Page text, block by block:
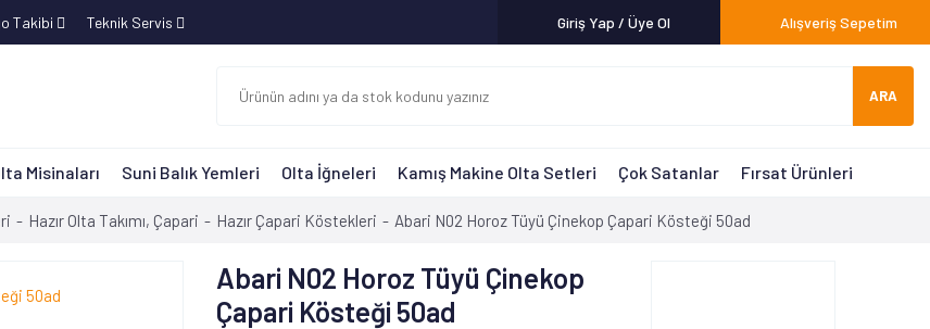
Takibi Teknik Servis Giriş Yap / Üye Ol Alışveriş Sepetim
ARA
Misinaları Suni Balık Yemleri Olta İğneleri Kamış Makine Olta Setleri Çok Satanlar Fırsat Ürünleri
Hazır Olta Takımı, Çapari Hazır Çapari Köstekleri Abari N02 Horoz Tüyü Çinekop Çapari Kösteği 50ad
Abari N02 Horoz Tüyü Çinekop
Çapari Kösteği 50ad